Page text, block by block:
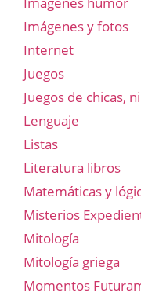
Imágenes y fotos
Internet
Juegos
Juegos de chicas,
Lenguaje
Listas
Literatura libros
Matemáticas y
Misterios
Mitología
Mitología griega
Momentos